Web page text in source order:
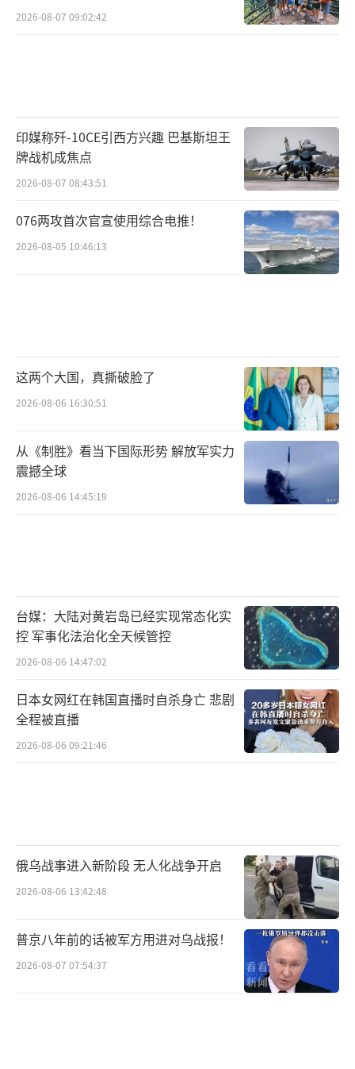
2026-08-07 09:02:42
印媒称歼-10CE引西方兴趣 巴基斯坦王
牌战机成焦点
2026-08-07 08:43:51
076两攻首次官宣使用综合电推！
2026-08-05 10:46:13
这两个大国，真撕破脸了
2026-08-06 16:30:51
从《制胜》看当下国际形势 解放军实力
震撼全球
2026-08-06 14:45:19
台媒：大陆对黄岩岛已经实现常态化实
控 军事化法治化全天候管控
2026-08-06 14:47:02
日本女网红在韩国直播时自杀身亡 悲剧
全程被直播
2026-08-06 09:21:46
俄乌战事进入新阶段 无人化战争开启
2026-08-06 13:42:48
普京八年前的话被军方用进对乌战报！
2026-08-07 07:54:37